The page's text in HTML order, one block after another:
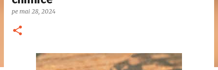
pe mai 28, 2024